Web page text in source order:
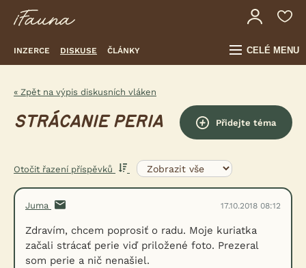
INZERCE DISKUSE ČLÁNKY CELÉ MENU
« Zpět na výpis diskusních vláken
STRÁCANIE PERIA Přidejte téma
Otočit řazení příspěvků
Juma 17.10.2018 08:12
Zdravím, chcem poprosiť o radu. Moje kuriatka
začali strácať perie viď priložené foto. Prezeral
som perie a nič nenašiel.